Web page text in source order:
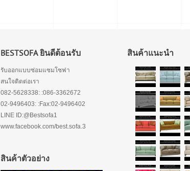
BESTSOFA ยินดีต้อนรับ
รับออกแบบซ่อมแซมโซฟา
สนใจติดต่อเรา
082-5628338: :086-3362672
02-9496403: :Fax:02-9496402
LINE ID:@Bestsofa1
www.facebook.com/best.sofa.3
สินค้าตัวอย่าง
สินค้าแนะนำ